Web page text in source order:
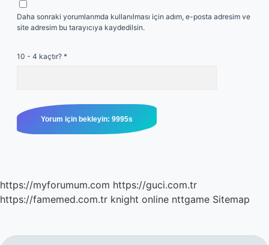
Daha sonraki yorumlarımda kullanılması için adım, e-posta adresim ve
site adresim bu tarayıcıya kaydedilsin.
10 - 4 kaçtır? *
https://myforumum.com https://guci.com.tr
https://famemed.com.tr knight online nttgame Sitemap